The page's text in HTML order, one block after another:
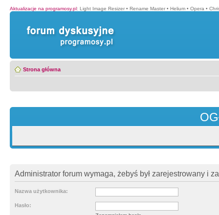
Aktualizacje na programosy.pl: Light Image Resizer • Rename Master • Helium • Opera •
Strona główna
Administrator forum wymaga, żebyś był zarejestrowany i
Nazwa użytkownika:
Hasło: